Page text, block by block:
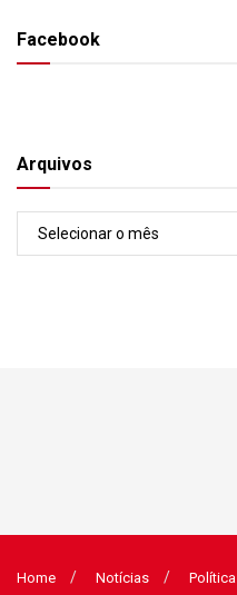
Facebook
Arquivos
Home Notícias Política